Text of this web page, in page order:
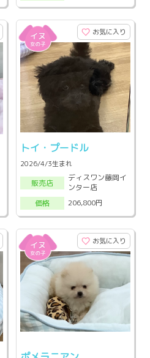
お気に入り
トイ・プードル
2026/4/3生まれ
販売店
ディスワン藤岡イ
ンター店
価格
206,800円
お気に入り